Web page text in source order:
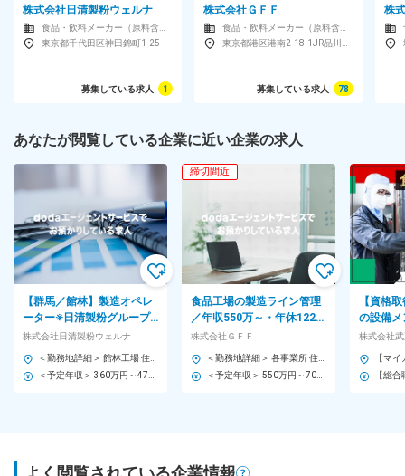
して分析・保全計画策定 ・8年目以降：係長・課長候補として
戦略立案・現場統括 ■当社について： 当社は株式会社明治グ
ループとして、「Ｒ－１ドリンク」や大手外食チェーンの業務
乳を製造しています。学校給食用「うんまい牛乳」は、群馬県
内の約半数の小中学校に届けられ、地域の子どもたちの健やか
株式会社日清製粉ウェルナ
東京都千代田区神田錦町1-25
募集している求人 1
株式会社ＧＦＦ
募集している求人 78
株
あなたが閲覧している企業に近い企業の求人
【群馬／館林】製造オペレ
ーター※日清製粉グループ
／年間休日124日／有給取
得平均16日/社員食堂有
株式会社日清製粉ウェルナ
締切間近
食品工場の製造ライン管理
／年収550万～・年休122日
／「ゼンショー」G／残業
月平均25H
株式会社ＧＦＦ
【資格
の設備
手コンビ
る商品
です